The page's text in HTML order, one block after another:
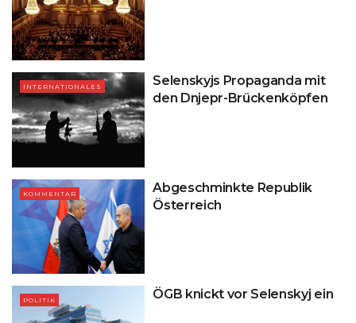
INTERNATIONALES
Selenskyjs Propaganda mit
den Dnjepr-Brückenköpfen
KOMMENTAR
Abgeschminkte Republik
Österreich
POLITIK ÖGB knickt vor Selenskyj ein